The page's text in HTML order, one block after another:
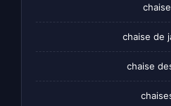
chaise
chaise de
chaise